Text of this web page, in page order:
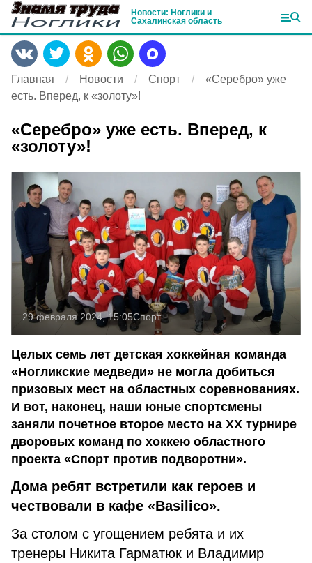
Новости: Ноглики и
Сахалинская область
Главная Новости Спорт
«Серебро» уже
есть. Вперед, к «золоту»!
«Серебро» уже есть. Вперед, к
«золоту»!
29 февраля 2024, 15:05Спорт
Целых семь лет детская хоккейная команда
«Ногликские медведи» не могла добиться
призовых мест на областных соревнованиях.
И вот, наконец, наши юные спортсмены
заняли почетное второе место на XX турнире
дворовых команд по хоккею областного
проекта «Спорт против подворотни».
Дома ребят встретили как героев и
чествовали в кафе «Basilico».
За столом с угощением ребята и их
тренеры Никита Гарматюк и Владимир